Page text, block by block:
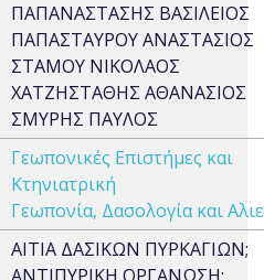
ΠΑΠΑΝΑΣΤΑΣΗΣ ΒΑΣΙΛΕΙΟΣ
ΠΑΠΑΣΤΑΥΡΟΥ ΑΝΑΣΤΑΣΙΟΣ
ΣΤΑΜΟΥ ΝΙΚΟΛΑΟΣ
ΧΑΤΖΗΣΤΑΘΗΣ ΑΘΑΝΑΣΙΟΣ
ΣΜΥΡΗΣ ΠΑΥΛΟΣ
Γεωπονικές Επιστήμες και
Κτηνιατρική
Γεωπονία, Δασολογία και
ΑΙΤΙΑ ΔΑΣΙΚΩΝ ΠΥΡΚΑΓΙΩΝ;